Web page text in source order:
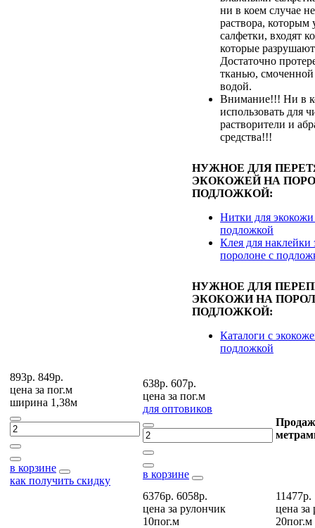
ни в коем случае
раствора,
салфетки, входят
которые
Достаточно
тканью,
водой.
Внимание!!! Ни в
использовать для
растворители и
средства!!!
НУЖНОЕ ДЛЯ
ЭКОКОЖЕЙ НА
ПОДЛОЖКОЙ:
Нитки для
подложкой
Клея для наклейки
поролоне с
НУЖНОЕ ДЛЯ
ЭКОКОЖИ НА
ПОДЛОЖКОЙ:
Каталоги с
подложкой
893р. 849р.
цена за пог.м
ширина 1,38м
в корзине
как получить скидку
638р. 607р.
цена за пог.м
для оптовиков
в корзине
6376р. 6058р.
цена за рулончик
10пог.м
11477р.
цена за
20пог.м